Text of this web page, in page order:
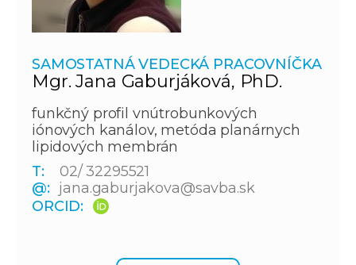
SAMOSTATNÁ VEDECKÁ PRACOVNÍČKA
Mgr. Jana Gaburjáková, PhD.
funkčný profil vnútrobunkových
iónových kanálov, metóda planárnych
lipidových membrán
T:
02/ 32295521
@: jana.gaburjakova@savba.sk
ORCID: